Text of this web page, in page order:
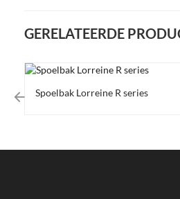
GERELATEERDE
Spoelbak Lorreine R series